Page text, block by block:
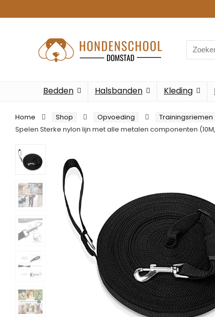
Search
for:
Bedden Halsbanden Kleding
Home Shop Opvoeding Trainingsriemen
Spelen Sterke nylon lijn met alle metalen componenten